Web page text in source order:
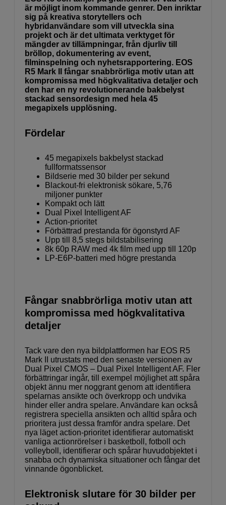
är möjligt inom kommande genrer. Den inriktar
sig på kreativa storytellers och
hybridanvändare som vill utveckla sina
projekt och är det ultimata verktyget för
mängder av tillämpningar, från djurliv till
bröllop, dokumentering av event,
filminspelning och nyhetsrapportering. EOS
R5 Mark II fångar snabbrörliga motiv utan att
kompromissa med högkvalitativa detaljer och
den har en ny revolutionerande bakbelyst
stackad sensordesign med hela 45
megapixels upplösning.
Fördelar
45 megapixels bakbelyst stackad
fullformatssensor
Bildserie med 30 bilder per sekund
Blackout-fri elektronisk sökare, 5,76
miljoner punkter
Kompakt och lätt
Dual Pixel Intelligent AF
Action-prioritet
Förbättrad prestanda för ögonstyrd AF
Upp till 8,5 stegs bildstabilisering
8k 60p RAW med 4k film med upp till 120p
LP-E6P-batteri med högre prestanda
Fångar snabbrörliga motiv utan att
kompromissa med högkvalitativa
detaljer
Tack vare den nya bildplattformen har EOS R5
Mark II utrustats med den senaste versionen av
Dual Pixel CMOS – Dual Pixel Intelligent AF. Fler
förbättringar ingår, till exempel möjlighet att spåra
objekt ännu mer noggrant genom att identifiera
spelarnas ansikte och överkropp och undvika
hinder eller andra spelare. Användare kan också
registrera speciella ansikten och alltid spåra och
prioritera just dessa framför andra spelare. Det
nya läget action-prioritet identifierar automatiskt
vanliga actionrörelser i basketboll, fotboll och
volleyboll, identifierar och spårar huvudobjektet i
snabba och dynamiska situationer och fångar det
vinnande ögonblicket.
Elektronisk slutare för 30 bilder per